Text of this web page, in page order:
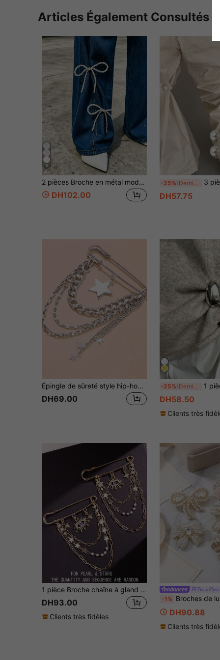
Articles Également Consultés
8
2 pièces Broche en métal mode avec décoration de chaîne et nœud en fausses perles, accessoire multifonction polyvalent pour raccourcir les pantalons, épingle broche pour femmes
DH102.00
-25% Derniers 2 jours 3 pièces Broches de faux perles - Réglables, antidérapantes, peuvent être utilisées pour le
DH57.75
Épingle de sûreté style hip-hop avec décoration de chaîne et pompon en forme d'étoile, broche de revers style punk gothique, convient pour la décoration de pull, robe, cravate
DH69.00
-25% Derniers 2 jours 1 pièce de broche minimaliste à éclat
DH58.50
Clients très
1 pièce Broche chaîne à gland en métal avec étoile, faux perle, œil de diable gothique. Épingle décorative pour sacs, foulards, costumes. Arrangement aléatoire de faux perles et étoiles. Accessoire de mode pour vêtements, sacs, école, bureau, chemises, vestes, bijoux, Noël, Halloween. Cadeau amusant et mignon pour enseignants, mère, père, remise de diplôme
DH93.00
Clients très fidèles
-1% Broches de luxe avec nœud en perles - Épingles à cravate pour femmes unisexe
DH90.88
Clients très